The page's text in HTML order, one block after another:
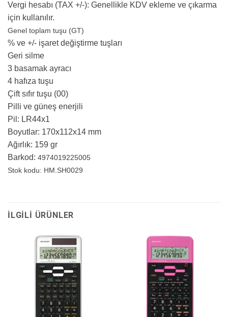
Vergi hesabı (TAX +/-): Genellikle KDV ekleme ve çıkarma
için kullanılır.
Genel toplam tuşu (GT)
% ve +/- işaret değiştirme tuşları
Geri silme
3 basamak ayracı
4 hafıza tuşu
Çift sıfır tuşu (00)
Pilli ve güneş enerjili
Pil: LR44x1
Boyutlar: 170x112x14 mm
Ağırlık: 159 gr
Barkod: 4974019225005
Stok kodu: HM.SH0029
İLGILI ÜRÜNLER